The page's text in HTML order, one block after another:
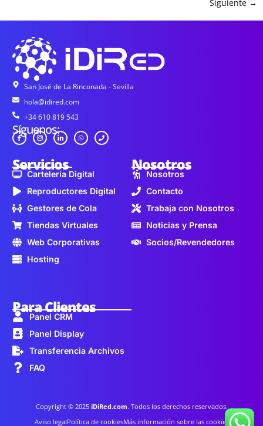
Siguiente →
San José de La Rinconada - Sevilla
hola@idired.com
+34 610 819 543
Síguenos:
Servicios
Cartelería Digital
Reproductores Digital
Gestores de Cola
Tiendas Virtuales
Web Corporativas
Hosting
Nosotros
Nosotros
Contacto
Trabaja con Nosotros
Noticias y Prensa
Socios/Revendedores
Para Clientes
Panel CRM
Panel Display
Transferencia Archivos
FAQ
Copyright © 2025 iDiRed.com. Todos los derechos reservados.
Aviso legalPolítica de cookiesMás información sobre las cookies